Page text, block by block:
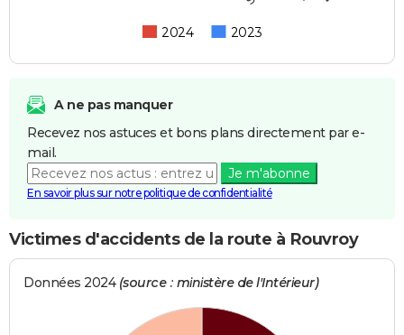
2024 2023
A ne pas manquer
Recevez nos astuces et bons plans directement par e-
mail.
Je m'abonne
En savoir plus sur notre politique de confidentialité
Victimes d'accidents de la route à Rouvroy
Données 2024 (source : ministère de l'Intérieur)